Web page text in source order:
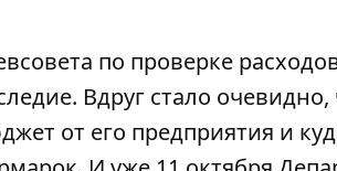
по проверке
Вдруг стало очевидно,
от его предприятия и